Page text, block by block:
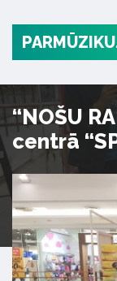
“NOŠU
centrā